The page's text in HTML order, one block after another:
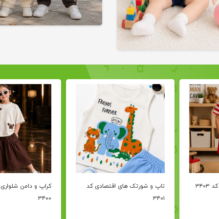
تاپ و شورتک های اقتصادی کد
۳۴۰۱
کراپ و دامن شلواری
۳۴۰۰